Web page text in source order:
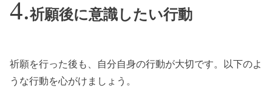
祈願後に意識したい行動
祈願を行った後も、自分自身の行動が大切です。以下のよ
うな行動を心がけましょう。